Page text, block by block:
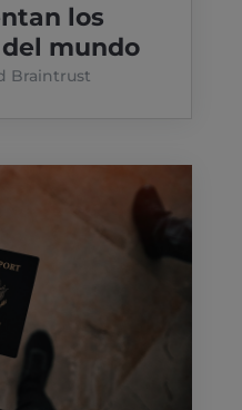
los
mundo
Braintrust